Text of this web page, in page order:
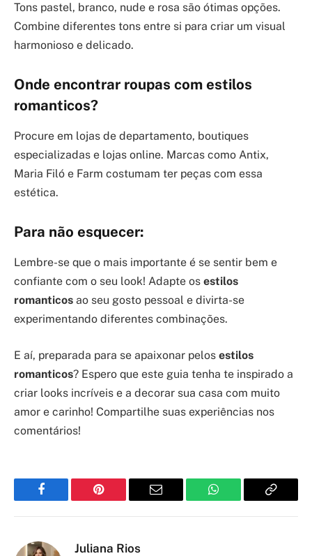
Tons pastel, branco, nude e rosa são ótimas opções.
Combine diferentes tons entre si para criar um visual
harmonioso e delicado.
Onde encontrar roupas com estilos
romanticos?
Procure em lojas de departamento, boutiques
especializadas e lojas online. Marcas como Antix,
Maria Filó e Farm costumam ter peças com essa
estética.
Para não esquecer:
Lembre-se que o mais importante é se sentir bem e
confiante com o seu look! Adapte os estilos
romanticos ao seu gosto pessoal e divirta-se
experimentando diferentes combinações.
E aí, preparada para se apaixonar pelos estilos
romanticos? Espero que este guia tenha te inspirado a
criar looks incríveis e a decorar sua casa com muito
amor e carinho! Compartilhe suas experiências nos
comentários!
Facebook Pinterest Email WhatsApp Copy
Juliana Rios